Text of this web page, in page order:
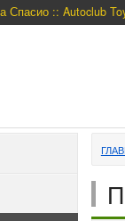
Спасио :: Autoclub